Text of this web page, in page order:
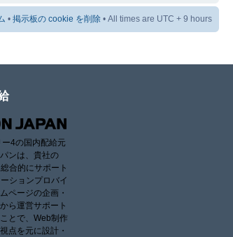
• 掲示板の cookie を削除 • All times are UTC + 9 hours
4の国内配給元
ンは、貴社の
合的にサポート
ションプロバイ
ページの企画・
ら運営サポート
とで、Web制作
点を元に設計・